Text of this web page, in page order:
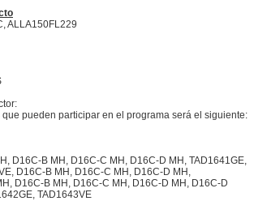
ALLA150FL229
pueden participar en el programa será el siguiente:
D16C-B MH, D16C-C MH, D16C-D MH, TAD1641GE,
D16C-B MH, D16C-C MH, D16C-D MH,
D16C-B MH, D16C-C MH, D16C-D MH, D16C-D
TAD1643VE